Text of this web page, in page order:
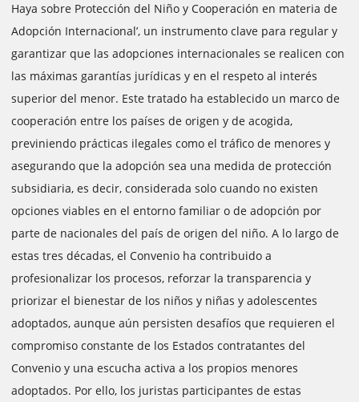
Haya sobre Protección del Niño y Cooperación en materia de
Adopción Internacional’, un instrumento clave para regular y
garantizar que las adopciones internacionales se realicen con
las máximas garantías jurídicas y en el respeto al interés
superior del menor. Este tratado ha establecido un marco de
cooperación entre los países de origen y de acogida,
previniendo prácticas ilegales como el tráfico de menores y
asegurando que la adopción sea una medida de protección
subsidiaria, es decir, considerada solo cuando no existen
opciones viables en el entorno familiar o de adopción por
parte de nacionales del país de origen del niño. A lo largo de
estas tres décadas, el Convenio ha contribuido a
profesionalizar los procesos, reforzar la transparencia y
priorizar el bienestar de los niños y niñas y adolescentes
adoptados, aunque aún persisten desafíos que requieren el
compromiso constante de los Estados contratantes del
Convenio y una escucha activa a los propios menores
adoptados. Por ello, los juristas participantes de estas